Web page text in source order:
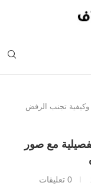
تجنب الرفض
مع صور
0 تعليقات